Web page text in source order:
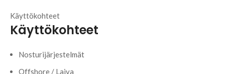
Käyttökohteet
Käyttökohteet
Nosturijärjestelmät
Offshore / Laiva